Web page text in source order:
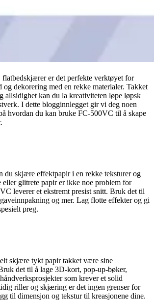
er det perfekte verktøyet for
og dekorering med en rekke materialer. Takket
allsidighet kan du la kreativiteten løpe løpsk
I dette blogginnlegget gir vi deg noen
hvordan du kan bruke FC-500VC til å skape
du skjære effektpapir i en rekke teksturer og
eller glitrete papir er ikke noe problem for
leverer et ekstremt presist snitt. Bruk det til
og mer. Lag flotte effekter og gi
preg.
skjære tykt papir takket være sine
det til å lage 3D-kort, pop-up-bøker,
som krever et solid
riller og skjæring er det ingen grenser for
til dimensjon og tekstur til kreasjonene dine.